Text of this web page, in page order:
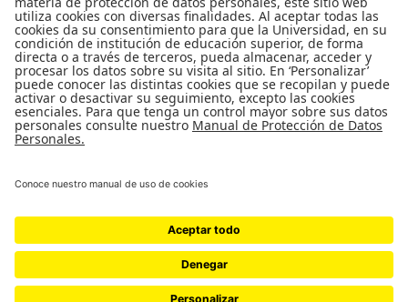
SORRY, NO MEMBERS WERE FOUND.
UNIVERSIDAD DE LOS ANDES | VIGILADA MINEDUCACIÓN. RECONOCIMIENTO
COMO UNIVERSIDAD: DECRETO 1297 DEL 30 DE MAYO DE 1964.